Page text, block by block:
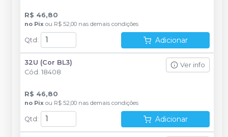
R$ 46,80
no Pix ou R$ 52,00 nas demais condições
Qtd : Adicionar
32U (Cor BL3)
Cód. 18408
Ver info
R$ 46,80
no Pix ou R$ 52,00 nas demais condições
Qtd : Adicionar